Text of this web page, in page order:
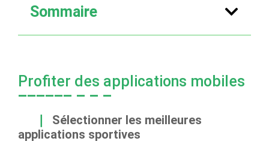
Sommaire
Profiter des applications mobiles
Sélectionner les meilleures
applications sportives